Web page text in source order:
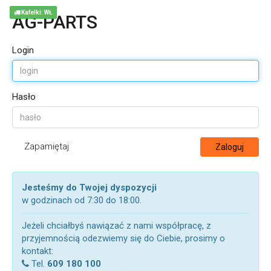
AG-PARTS
Login
Hasło
Zapamiętaj Zaloguj
Jesteśmy do Twojej dyspozycji
w godzinach od 7:30 do 18:00.
Jeżeli chciałbyś nawiązać z nami współpracę, z
przyjemnością odezwiemy się do Ciebie, prosimy o
kontakt:
Tel. 609 180 100
Kafelki: WŁ